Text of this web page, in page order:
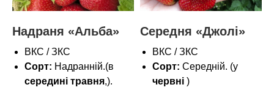
Надраня «Альба»
ВКС / ЗКС
Сорт: Надранній.(в
середині травня,).
Середня «Джолі»
ВКС / ЗКС
Сорт: Середній. (у
червні )